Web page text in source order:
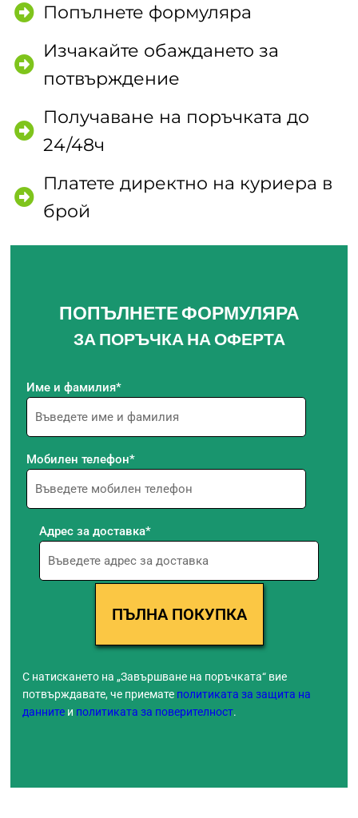
Попълнете формуляра
Изчакайте обаждането за
потвърждение
Получаване на поръчката до
24/48ч
Платете директно на куриера в
брой
ПОПЪЛНЕТЕ ФОРМУЛЯРА
ЗА ПОРЪЧКА НА ОФЕРТА
Име и фамилия*
Мобилен телефон*
Адрес за доставка*
С натискането на „Завършване на поръчката“ вие
потвърждавате, че приемате политиката за защита на
данните и политиката за поверителност.